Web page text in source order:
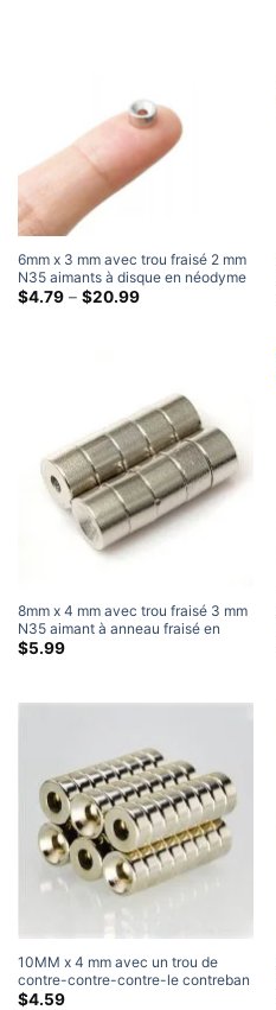
6mm x 3 mm avec trou fraisé 2 mm
N35 aimants à disque en néodyme
fraisés puissants aimants
$4.79 – $20.99Gamme
8mm x 4 mm avec trou fraisé 3 mm
N35 aimant à anneau fraisé en
néodyme de terres rares puissant
$5.99
10MM x 4 mm avec un trou de
contre-contre-contre-le contreban
N35 Disque fort Disc Maignant
$4.59